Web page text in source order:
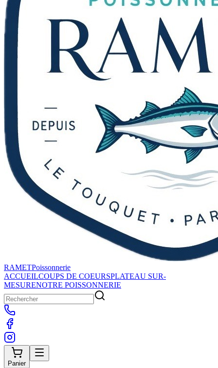
RAMETPoissonnerie
ACCUEILCOUPS DE COEURSPLATEAU SUR-
MESURENOTRE POISSONNERIE
Panier